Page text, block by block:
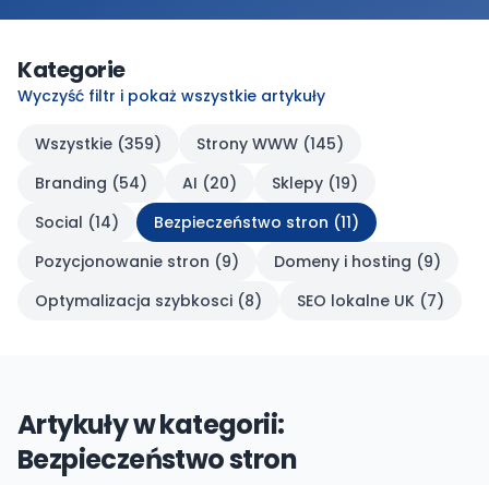
Kategorie
Wyczyść filtr i pokaż wszystkie artykuły
Wszystkie (359) Strony WWW (145)
Branding (54) AI (20) Sklepy (19)
Social (14) Bezpieczeństwo stron (11)
Pozycjonowanie stron (9) Domeny i hosting (9)
Optymalizacja szybkosci (8) SEO lokalne UK (7)
Artykuły w kategorii:
Bezpieczeństwo stron